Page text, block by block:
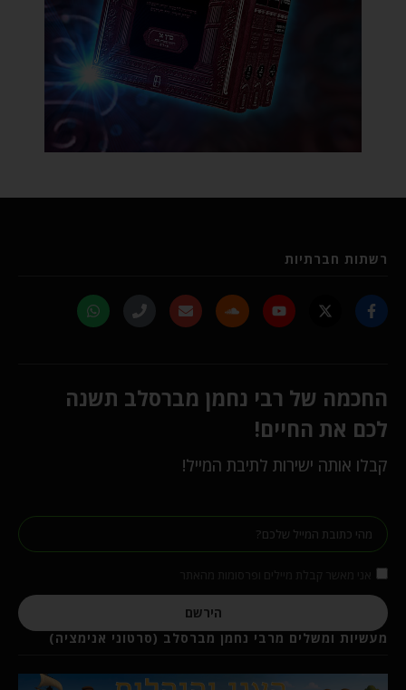
רשתות חברתיות
החכמה של רבי נחמן מברסלב תשנה
לכם את החיים!
קבלו אותה ישירות לתיבת המייל!
הירשם
מעשיות ומשלים מרבי נחמן מברסלב (סרטוני אנימציה)